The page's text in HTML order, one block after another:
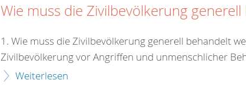
Wie muss die Zivilbevölkerung
1. Wie muss die Zivilbevölkerung generell behandelt
Zivilbevölkerung vor Angriffen und unmenschlicher
Weiterlesen